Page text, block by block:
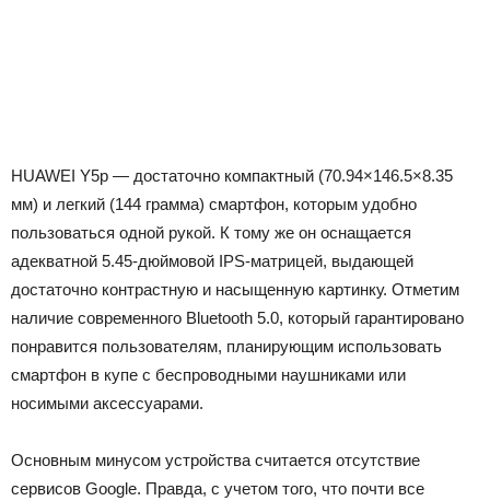
HUAWEI Y5p — достаточно компактный (70.94×146.5×8.35
мм) и легкий (144 грамма) смартфон, которым удобно
пользоваться одной рукой. К тому же он оснащается
адекватной 5.45-дюймовой IPS-матрицей, выдающей
достаточно контрастную и насыщенную картинку. Отметим
наличие современного Bluetooth 5.0, который гарантировано
понравится пользователям, планирующим использовать
смартфон в купе с беспроводными наушниками или
носимыми аксессуарами.
Основным минусом устройства считается отсутствие
сервисов Google. Правда, с учетом того, что почти все